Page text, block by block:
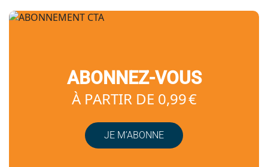
ABONNEZ-VOUS
À PARTIR DE 0,99 €
JE M’ABONNE